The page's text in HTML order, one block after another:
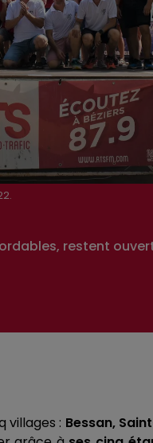
restent
villages : Bessan,